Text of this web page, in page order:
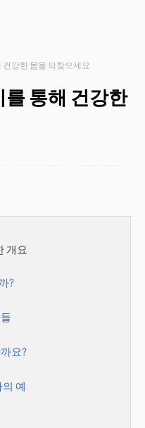
건강한 몸을 되찾으세요
를 통해 건강한
개요
?
요?
예